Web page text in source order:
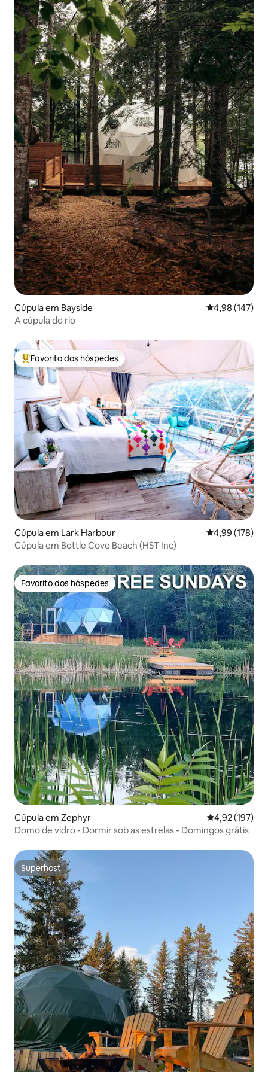
Cúpula em Bayside Classificação
4,98 (147)
A cúpula do rio
Favoritos dos hóspedes mais apreciados
Favorito dos hóspedes
Cúpula em Lark Harbour Classificação
4,99 (178)
Cúpula em Bottle Cove Beach (HST Inc)
Favorito dos hóspedes
Favorito dos hóspedes
Cúpula em Zephyr Classificação
4,92 (197)
Domo de vidro - Dormir sob as estrelas - Domingos grátis
Superhost
Superhost